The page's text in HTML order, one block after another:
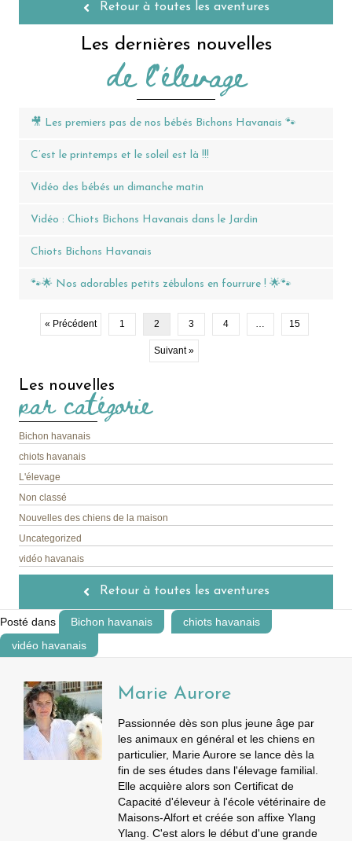
Retour à toutes les aventures
Les dernières nouvelles
de l'élevage
🎥 Les premiers pas de nos bébés Bichons Havanais 🐾
C’est le printemps et le soleil est là !!!
Vidéo des bébés un dimanche matin
Vidéo : Chiots Bichons Havanais dans le Jardin
Chiots Bichons Havanais
🐾🌟 Nos adorables petits zébulons en fourrure ! 🌟🐾
« Précédent 1 2 3 4 … 15
Suivant »
Les nouvelles
par catégorie
Bichon havanais
chiots havanais
L'élevage
Non classé
Nouvelles des chiens de la maison
Uncategorized
vidéo havanais
Retour à toutes les aventures
Posté dans Bichon havanais
chiots havanais
vidéo havanais
Marie Aurore
Passionnée dès son plus jeune âge par
les animaux en général et les chiens en
particulier, Marie Aurore se lance dès la
fin de ses études dans l'élevage familial.
Elle acquière alors son Certificat de
Capacité d'éleveur à l'école vétérinaire de
Maisons-Alfort et créée son affixe Ylang
Ylang. C'est alors le début d'une grande